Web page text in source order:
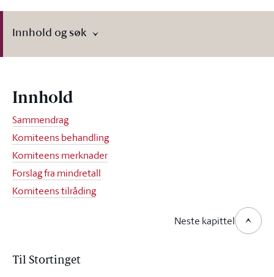
Innhold og søk
Innhold
Sammendrag
Komiteens behandling
Komiteens merknader
Forslag fra mindretall
Komiteens tilråding
Neste kapittel
Til Stortinget